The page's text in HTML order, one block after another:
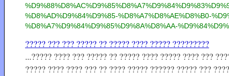
%D8%AD%D9%84%D9%85-%D8%A7%D8%AE%D8%B0-
%D8%A7%D9%84%D9%85%D9%8A%D8%AA-
????? ??? ??? ????? ?? ????? ???? ????? ?????????
...????? ???? ??? ????? ?? ????? ???? ????? ???? ???
????? ???? ???? ??? ?? ???? ????? ?????? ????? ???